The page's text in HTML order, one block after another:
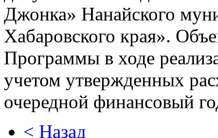
Джонка» Нанайского
Хабаровского края».
Программы в ходе
учетом утвержденных
очередной финансовый
< Назад